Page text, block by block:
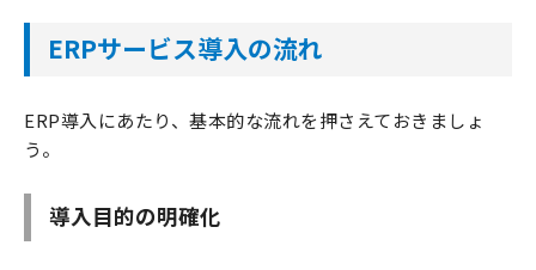
ERPサービス導入の流れ
ERP導入にあたり、基本的な流れを押さえておきましょ
う。
導入目的の明確化